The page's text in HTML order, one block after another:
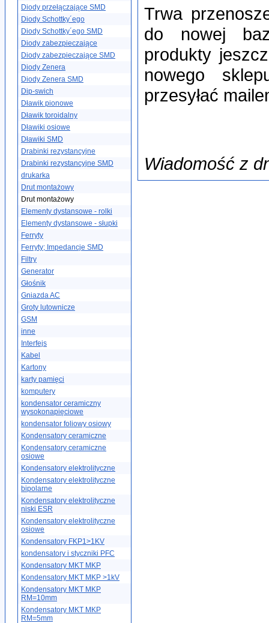
Diody przełączające SMD
Diody Schottky´ego
Diody Schottky´ego SMD
Diody zabezpieczające
Diody zabezpieczające SMD
Diody Zenera
Diody Zenera SMD
Dip-swich
Dławik pionowe
Dławik toroidalny
Dławiki osiowe
Dławiki SMD
Drabinki rezystancyjne
Drabinki rezystancyjne SMD
drukarka
Drut montażowy
Drut montażowy
Elementy dystansowe - rolki
Elementy dystansowe - słupki
Ferryty
Ferryty; Impedancje SMD
Filtry
Generator
Głośnik
Gniazda AC
Groty lutownicze
GSM
inne
Interfejs
Kabel
Kartony
karty pamięci
komputery
kondensator ceramiczny
wysokonapięciowe
kondensator foliowy osiowy
Kondensatory ceramiczne
Kondensatory ceramiczne
osiowe
Kondensatory elektrolityczne
Kondensatory elektrolityczne
bipolarne
Kondensatory elektrolityczne
niski ESR
Kondensatory elektrolityczne
osiowe
Kondensatory FKP1>1KV
kondensatory i styczniki PFC
Kondensatory MKT MKP
Kondensatory MKT MKP >1kV
Kondensatory MKT MKP
RM=10mm
Kondensatory MKT MKP
RM=5mm
Trwa
do nowej
produkty
nowego
przesyłać
Wiadomość z